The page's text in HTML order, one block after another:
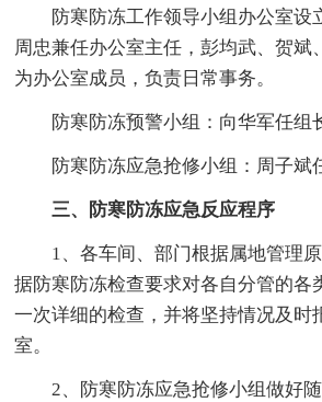
防寒防冻工作领导小组办公室设
周忠兼任办公室主任，彭均武、贺斌
为办公室成员，负责日常事务。
防寒防冻预警小组：向华军任组
防寒防冻应急抢修小组：周子斌
三、防寒防冻应急反应程序
1、各车间、部门根据属地管理
据防寒防冻检查要求对各自分管的各
一次详细的检查，并将坚持情况及时
室。
2、防寒防冻应急抢修小组做好